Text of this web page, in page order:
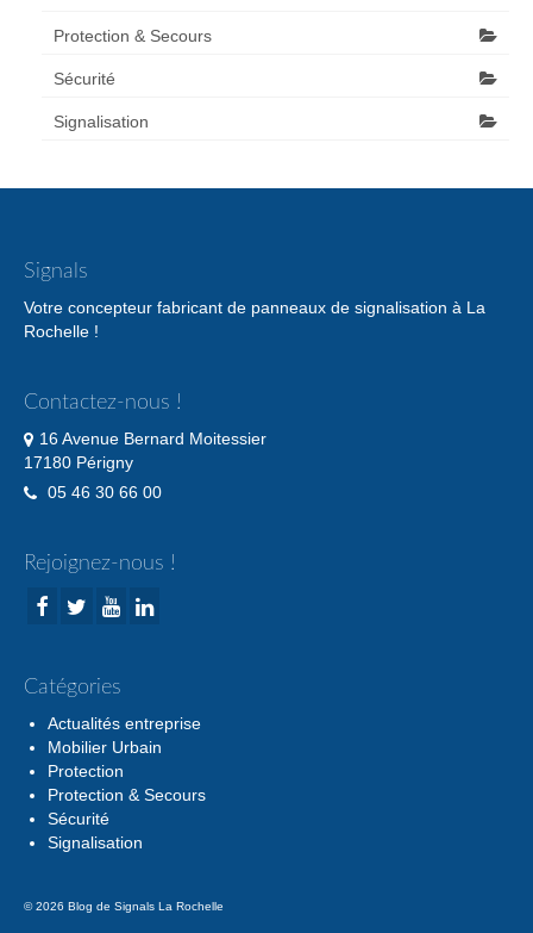
Protection & Secours
Sécurité
Signalisation
Signals
Votre concepteur fabricant de panneaux de signalisation à La
Rochelle !
Contactez-nous !
16 Avenue Bernard Moitessier
17180 Périgny
05 46 30 66 00
Rejoignez-nous !
Catégories
Actualités entreprise
Mobilier Urbain
Protection
Protection & Secours
Sécurité
Signalisation
© 2026 Blog de Signals La Rochelle